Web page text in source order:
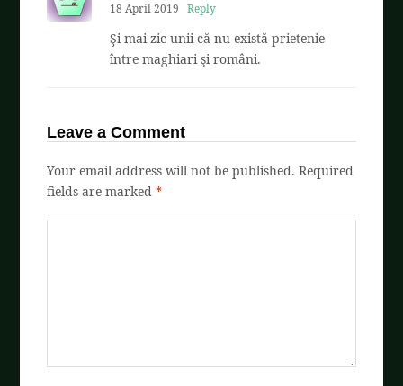
18 April 2019
Reply
Şi mai zic unii că nu există prietenie
între maghiari şi români.
Leave a Comment
Your email address will not be published. Required
fields are marked*